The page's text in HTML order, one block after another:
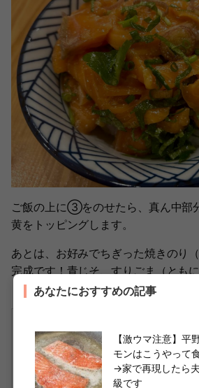
ご飯の上に③をのせたら、真ん中部
黄をトッピングします。
あとは、お好みでちぎった焼きのり
完成です！青じそ、すりごま（とも
してもいいそうですよ。
あなたにおすすめの記事
【激ウマ注意】平
モンはこうやって
→家で再現したら
級です